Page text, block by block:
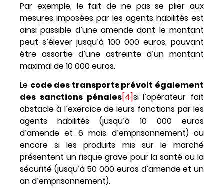
Par exemple, le fait de ne pas se plier aux
mesures imposées par les agents habilités est
ainsi passible d’une amende dont le montant
peut s’élever jusqu’à 100 000 euros, pouvant
être assortie d’une astreinte d’un montant
maximal de 10 000 euros.
Le code des transports prévoit également
des sanctions pénales[4]si l’opérateur fait
obstacle à l’exercice de leurs fonctions par les
agents habilités (jusqu’à 10 000 euros
d’amende et 6 mois d’emprisonnement) ou
encore si les produits mis sur le marché
présentent un risque grave pour la santé ou la
sécurité (jusqu’à 50 000 euros d’amende et un
an d’emprisonnement).